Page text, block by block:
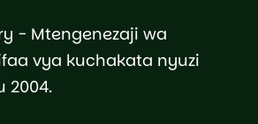
- Mtengenezaji wa
vya kuchakata nyuzi
2004.